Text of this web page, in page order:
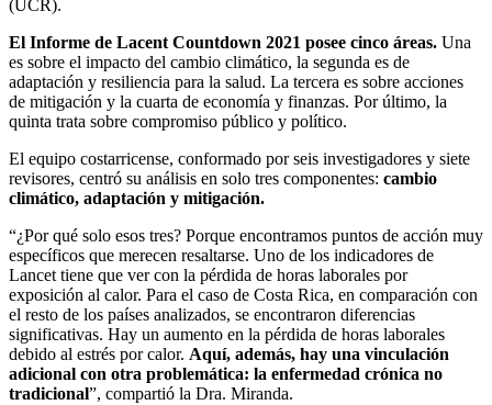
(UCR).
El Informe de Lacent Countdown 2021 posee cinco áreas. Una
es sobre el impacto del cambio climático, la segunda es de
adaptación y resiliencia para la salud. La tercera es sobre acciones
de mitigación y la cuarta de economía y finanzas. Por último, la
quinta trata sobre compromiso público y político.
El equipo costarricense, conformado por seis investigadores y siete
revisores, centró su análisis en solo tres componentes: cambio
climático, adaptación y mitigación.
“¿Por qué solo esos tres? Porque encontramos puntos de acción muy
específicos que merecen resaltarse. Uno de los indicadores de
Lancet tiene que ver con la pérdida de horas laborales por
exposición al calor. Para el caso de Costa Rica, en comparación con
el resto de los países analizados, se encontraron diferencias
significativas. Hay un aumento en la pérdida de horas laborales
debido al estrés por calor. Aquí, además, hay una vinculación
adicional con otra problemática: la enfermedad crónica no
tradicional”, compartió la Dra. Miranda.